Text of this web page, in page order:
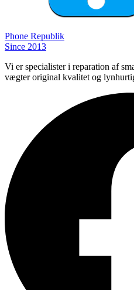
Phone Republik
Since 2013
Vi er specialister i reparation af
vægter original kvalitet og